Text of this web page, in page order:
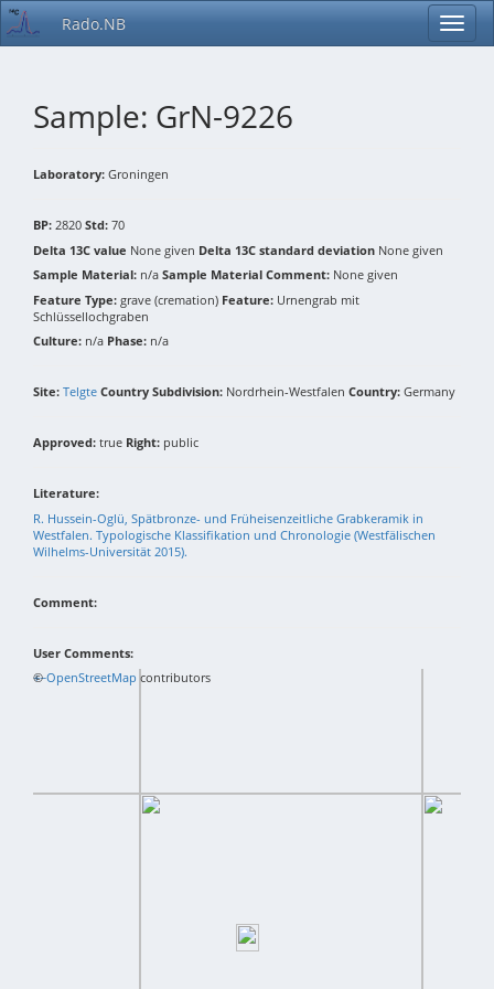
Rado.NB
Sample: GrN-9226
Laboratory: Groningen
BP: 2820 Std: 70
Delta 13C value None given Delta 13C standard deviation None given
Sample Material: n/a Sample Material Comment: None given
Feature Type: grave (cremation) Feature: Urnengrab mit
Schlüssellochgraben
Culture: n/a Phase: n/a
Site: Telgte Country Subdivision: Nordrhein-Westfalen Country: Germany
Approved: true Right: public
Literature:
R. Hussein-Oglü, Spätbronze- und Früheisenzeitliche Grabkeramik in
Westfalen. Typologische Klassifikation und Chronologie (Westfälischen
Wilhelms-Universität 2015).
Comment:
User Comments:
+−
©OpenStreetMap contributors